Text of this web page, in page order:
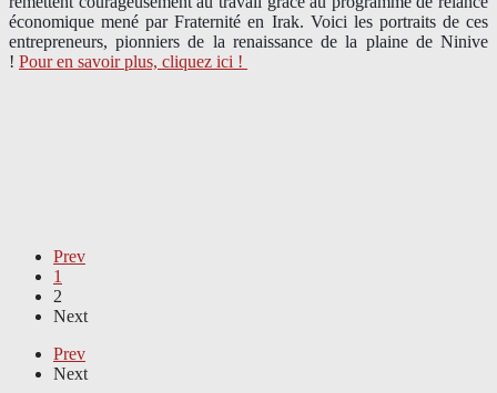
économique mené par Fraternité en Irak. Voici les portraits de ces
entrepreneurs, pionniers de la renaissance de la plaine de Ninive
! Pour en savoir plus, cliquez ici !
Prev
1
2
Next
Prev
Next